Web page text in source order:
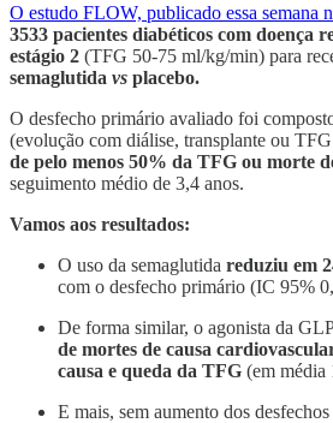
O estudo FLOW, publicado essa semana
3533 pacientes diabéticos com doença
estágio 2 (TFG 50-75 ml/kg/min) para
semaglutida vs placebo.
O desfecho primário avaliado foi
(evolução com diálise, transplante ou
de pelo menos 50% da TFG ou morte
seguimento médio de 3,4 anos.
Vamos aos resultados:
O uso da semaglutida reduziu em
com o desfecho primário (IC 95%
De forma similar, o agonista da
de mortes de causa
causa e queda da TFG (em média
E mais, sem aumento dos